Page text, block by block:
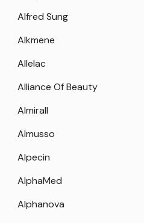
Alfred Sung
Alkmene
Allelac
Alliance Of Beauty
Almirall
Almusso
Alpecin
AlphaMed
Alphanova